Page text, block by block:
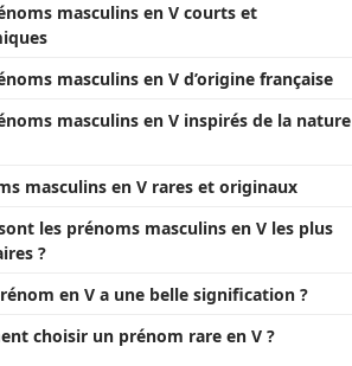
masculins en V courts et
masculins en V d’origine française
masculins en V inspirés de la nature
masculins en V rares et originaux
les prénoms masculins en V les plus
?
en V a une belle signification ?
choisir un prénom rare en V ?